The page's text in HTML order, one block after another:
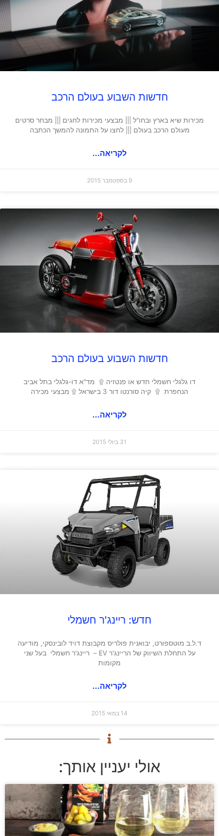
חדשות השבוע בעולם הרכב
מכירות שיא בארץ ובחו"ל ||| מבצעי מכירות לחגים ||| מבחר סרטים
מעולם הרכב בעולם ||| לחצו על התמונה להמשך הכתבה
לקריאה...
9 בספטמבר 2015
חדשות השבוע בעולם הרכב
דו גלגלי חשמלי חדש או פנטזיה ۩ מד"א דו-גלגלי בתל אביב
הנחפרת ۩ קיה סורנטו דור 3 בישראל ۩ מבצעי מכירה
לקריאה...
31 ביולי 2015
חדש: ריינג'ר חשמלי
ד.ל.ב מוטספורט, יבואנית פולריס מקבוצת דויד לובינסקי, מודיעה
על התחלת השיווק של הריינג'ר EV – ריינג'ר חשמלי בעל שני
מקומות
לקריאה...
14 במאי 2015
אולי יעניין אותך: